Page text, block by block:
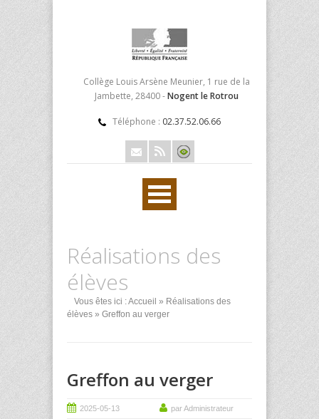
Collège Louis Arsène Meunier, 1 rue de la
Jambette, 28400 -Nogent le Rotrou
Téléphone : 02.37.52.06.66
Réalisations des
élèves
Vous êtes ici :Accueil » Réalisations des
élèves » Greffon au verger
Greffon au verger
2025-05-13 par Administrateur